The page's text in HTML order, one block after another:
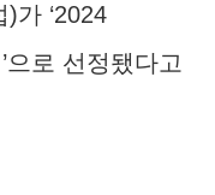
가 ‘2024
으로 선정됐다고